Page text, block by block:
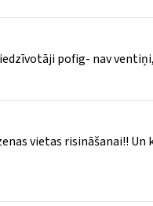
pofig- nav
vietas risināšanai!!